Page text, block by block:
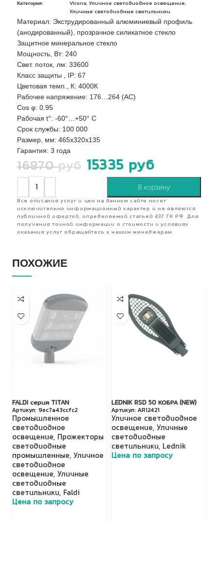
Категория: Virona Уличное светодиодное освещение
Уличные светодиодные светильники
Материал: Экструдированный алюминиевый профиль
(анодированный), прозрачное силикатное стекло
Защитное минеральное стекло
Мощность, Вт: 240
Свет. поток, лм: 33600
Класс защиты , IP: 67
Цветовая темп., К: 4000К
Рабочее напряжение: 176…264 (AС)
Сos φ: 0.95
Рабочая t°: -60°…+50° С
Срок службы: 100 000
Размер, мм: 465х320х135
Гарантия: 3 года
16870руб 15335 руб
В корзину
Все описания услуг и цен на данном сайте носят
исключительно информационный характер и не являются
публичной офертой, определяемой статьей 437 ГК РФ. Для
получения точной информации о стоимости и условиях
оказания услуг обращайтесь к нашим менеджерам.
ПОХОЖИЕ
FALDI серия TITAN
9ec7a43ccfc2
Промышленное
светодиодное
освещение, Прожекторы
светодиодные
промышленные, Уличное
светодиодное
освещение, Уличные
светодиодные
светильники, Faldi
Цена по запросу
LEDNIK RSD 50 КОБРА (NEW)
AR12421
Уличное светодиодное
освещение, Уличные
светодиодные
светильники, Lednik
Цена по запросу